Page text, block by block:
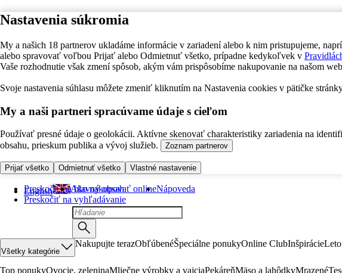
Nastavenia súkromia
My a našich 18 partnerov ukladáme informácie v zariadení alebo k nim pristupujeme,
alebo spravovať voľbou Prijať alebo Odmietnuť všetko, prípadne kedykoľvek v
Vaše rozhodnutie však zmení spôsob, akým vám prispôsobíme nakupovanie na našom
Svoje nastavenia súhlasu môžete zmeniť kliknutím na Nastavenia cookies v pätičke
My a naši partneri spracúvame údaje s cieľom
Používať presné údaje o geolokácii. Aktívne skenovať charakteristiky zariadenia na
obsahu, prieskum publika a vývoj služieb.
Zoznam partnerov
Prijať všetko Odmietnuť všetko Vlastné nastavenie
Preskočiť na hlavný obsah
Preskočiť na vyhľadávanie
English Ako nakupovať onlineNápoveda
Všetky kategórie
Nakupujte terazObľúbenéŠpeciálne ponukyOnline ClubInšpirácieLeto
Top ponukyOvocie, zeleninaMliečne výrobky a vajciaPekáreňMäso a lahôdkyMrazené